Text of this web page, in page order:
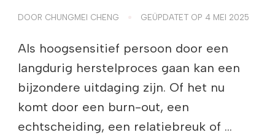
DOOR CHUNGMEI CHENG GEÜPDATET OP 4 MEI 2025
Als hoogsensitief persoon door een
langdurig herstelproces gaan kan een
bijzondere uitdaging zijn. Of het nu
komt door een burn-out, een
echtscheiding, een relatiebreuk of …